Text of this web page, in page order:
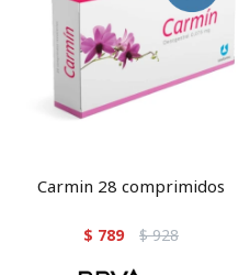
Carmin 28 comprimidos
$ 789 $ 928